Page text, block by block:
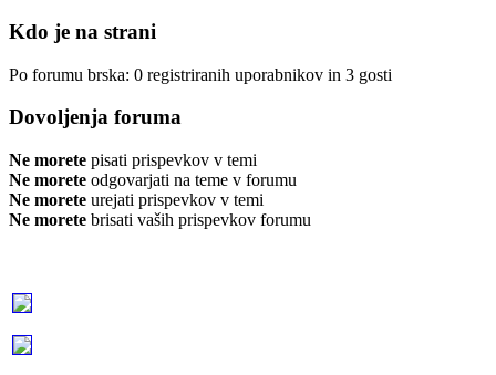
Kdo je na strani
Po forumu brska: 0 registriranih uporabnikov in 3 gosti
Dovoljenja foruma
Ne morete pisati prispevkov v temi
Ne morete odgovarjati na teme v forumu
Ne morete urejati prispevkov v temi
Ne morete brisati vaših prispevkov forumu